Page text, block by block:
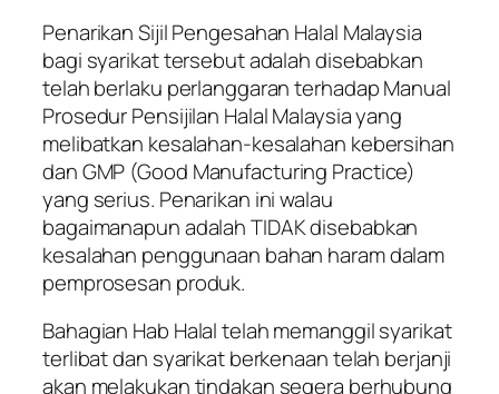
Penarikan Sijil Pengesahan Halal Malaysia
bagi syarikat tersebut adalah disebabkan
telah berlaku perlanggaran terhadap Manual
Prosedur Pensijilan Halal Malaysia yang
melibatkan kesalahan-kesalahan kebersihan
dan GMP (Good Manufacturing Practice)
yang serius. Penarikan ini walau
bagaimanapun adalah TIDAK disebabkan
kesalahan penggunaan bahan haram dalam
pemprosesan produk.
Bahagian Hab Halal telah memanggil syarikat
terlibat dan syarikat berkenaan telah berjanji
akan melakukan tindakan segera berhubung